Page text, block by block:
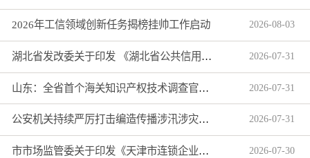
2026年工信领域创新任务揭榜挂帅工作启动 2026-08-03
湖北省发改委关于印发 《湖北省公共信用信息目录（2026年版）》的通知 2026-07-31
山东：全省首个海关知识产权技术调查官制度落地济南自贸片区 2026-07-31
公安机关持续严厉打击编造传播涉汛涉灾网络谣言 2026-07-31
市市场监管委关于印发《天津市连锁企业食品经营许可“先证后核”信用承诺审批实施办法》的通知 2026-07-30